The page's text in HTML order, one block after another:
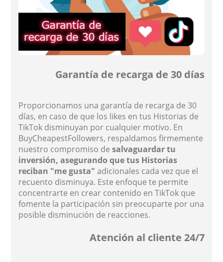
Garantía de recarga de 30 días
Proporcionamos una garantía de recarga de 30
días, en caso de que los likes en tus Historias de
TikTok disminuyan por cualquier motivo. En
BuyCheapestFollowers, respaldamos firmemente
nuestro compromiso desalvaguardar tu
inversión, asegurando que tus Historias
reciban "me gusta" adicionales cada vez que el
recuento disminuya. Este enfoque te permite
concentrarte en crear contenido en TikTok que
fomente la participación sin preocuparte por una
posible disminución de reacciones.
Atención al cliente 24/7